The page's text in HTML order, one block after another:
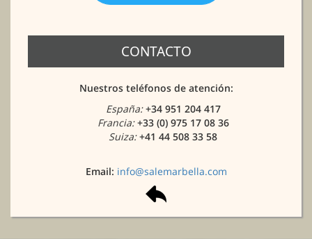
CONTACTO
Nuestros teléfonos de atención:
España:+34 951 204 417
Francia:+33 (0) 975 17 08 36
Suiza:+41 44 508 33 58
Email: info@salemarbella.com